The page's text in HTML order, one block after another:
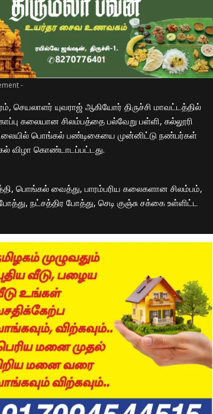
-
யுவராஜ் ஆகியோர் திருச்சி மாவட்டத்தில்
கலையான சிலம்பத்தை பல்வேறு பள்ளி, கல்லூரி
பொங்கல் பண்டிகையை முன்னிட்டு நண்பர்கள்
விழா கொண்டாடப்பட்டது.
பொங்கல் வைத்து, பாரம்பரிய கலைகளான சிலம்பம்,
நட்சத்திர போத்து, செடி குஞ்சு சக்கை உள்ளிட்ட